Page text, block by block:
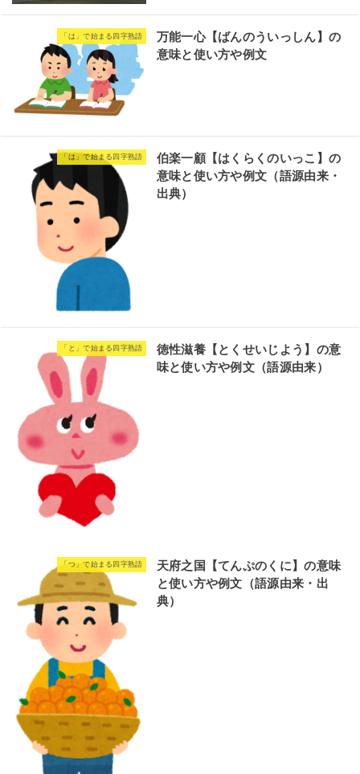
「は」で始まる四字熟語
万能一心【ばんのういっしん】の
意味と使い方や例文
「は」で始まる四字熟語
伯楽一顧【はくらくのいっこ】の
意味と使い方や例文（語源由来・
出典）
「と」で始まる四字熟語
徳性滋養【とくせいじよう】の意
味と使い方や例文（語源由来）
「つ」で始まる四字熟語
天府之国【てんぷのくに】の意味
と使い方や例文（語源由来・出
典）